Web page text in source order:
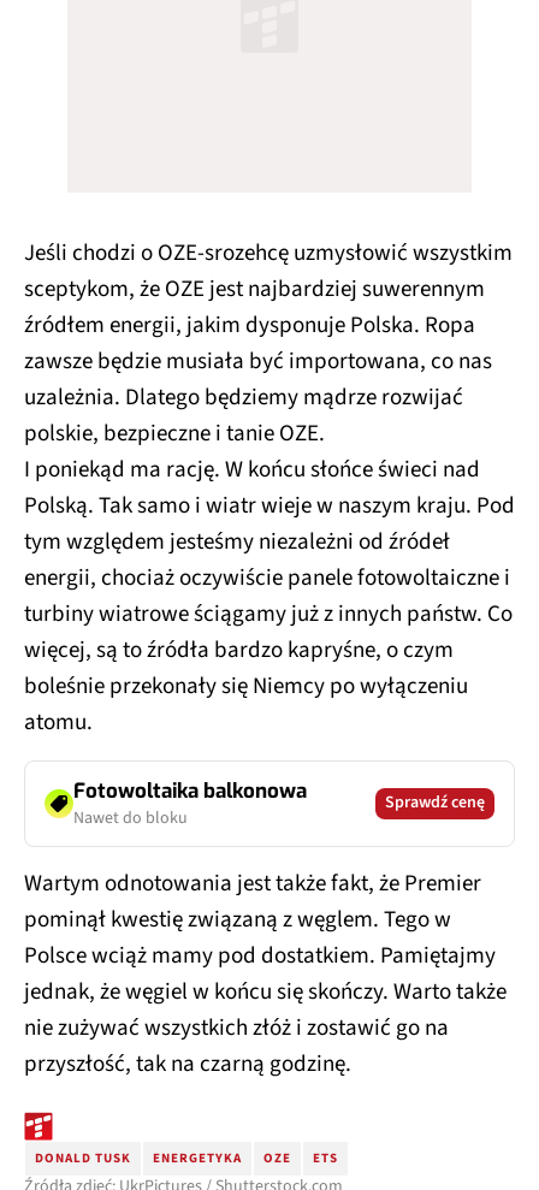
Jeśli chodzi o OZE-srozehcę uzmysłowić wszystkim
sceptykom, że OZE jest najbardziej suwerennym
źródłem energii, jakim dysponuje Polska. Ropa
zawsze będzie musiała być importowana, co nas
uzależnia. Dlatego będziemy mądrze rozwijać
polskie, bezpieczne i tanie OZE.
I poniekąd ma rację. W końcu słońce świeci nad
Polską. Tak samo i wiatr wieje w naszym kraju. Pod
tym względem jesteśmy niezależni od źródeł
energii, chociaż oczywiście panele fotowoltaiczne i
turbiny wiatrowe ściągamy już z innych państw. Co
więcej, są to źródła bardzo kapryśne, o czym
boleśnie przekonały się Niemcy po wyłączeniu
atomu.
Fotowoltaika balkonowa
Nawet do bloku
Sprawdź cenę
Wartym odnotowania jest także fakt, że Premier
pominął kwestię związaną z węglem. Tego w
Polsce wciąż mamy pod dostatkiem. Pamiętajmy
jednak, że węgiel w końcu się skończy. Warto także
nie zużywać wszystkich złóż i zostawić go na
przyszłość, tak na czarną godzinę.
DONALD TUSK ENERGETYKA OZE ETS